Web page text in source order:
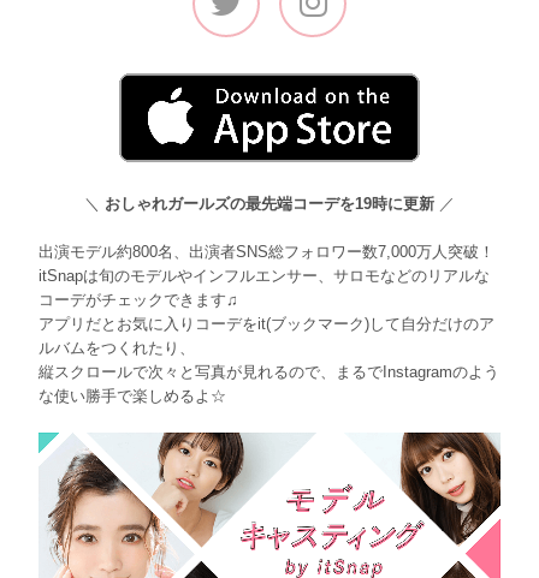
＼ おしゃれガールズの最先端コーデを19時に更新 ／
出演モデル約800名、出演者SNS総フォロワー数7,000万人突破！
itSnapは旬のモデルやインフルエンサー、サロモなどのリアルな
コーデがチェックできます♫
アプリだとお気に入りコーデをit(ブックマーク)して自分だけのア
ルバムをつくれたり、
縦スクロールで次々と写真が見れるので、まるでInstagramのよう
な使い勝手で楽しめるよ☆